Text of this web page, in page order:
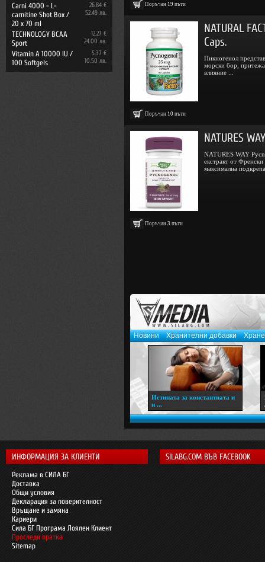
Carni 4000 - L-
carnitine Shot Box /
20 x 70 ml
26.84 €
52.49 лв.
TECHNOLOGY BCAA
Sport
12.27 €
24.00 лв.
Vitamin A 10000 IU /
100 Softgels
5.37 €
10.50 лв.
Поръчан 19 пъти
Поръчан 10 пъти
NATURAL
Caps.
Пикногенол
морски бор,
влияние ...
Поръчан 3 пъти
NATURES
NATURES WAY
екстракт от
максимална
Новини Хранителни добавки
Истината за константната и
н ...
ИНФОРМАЦИЯ ЗА КЛИЕНТИ
Реклама в СИЛА БГ
Доставка
Общи условия
Декларация за поверителност
Връщане и замяна
Кариери
Сила БГ Програма Лоялен Клиент
Проследи пратка
Sitemap
SILABG.COM ВЪВ FACEBOOK